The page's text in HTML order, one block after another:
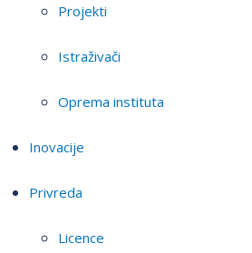
Projekti
Istraživači
Oprema instituta
Inovacije
Privreda
Licence